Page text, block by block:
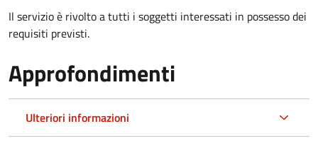
Il servizio è rivolto a tutti i soggetti interessati in possesso dei
requisiti previsti.
Approfondimenti
Ulteriori informazioni